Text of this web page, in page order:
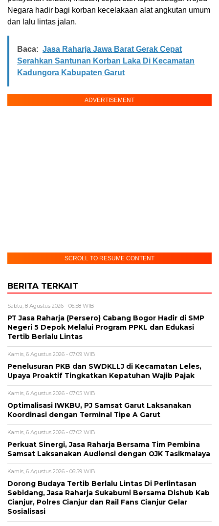
Negara hadir bagi korban kecelakaan alat angkutan umum
dan lalu lintas jalan.
Baca: Jasa Raharja Jawa Barat Gerak Cepat
Serahkan Santunan Korban Laka Di Kecamatan
Kadungora Kabupaten Garut
ADVERTISEMENT
SCROLL TO RESUME CONTENT
BERITA TERKAIT
Sabtu, 8 Agustus 2026 - 06:58 WIB
PT Jasa Raharja (Persero) Cabang Bogor Hadir di SMP
Negeri 5 Depok Melalui Program PPKL dan Edukasi
Tertib Berlalu Lintas
Kamis, 6 Agustus 2026 - 07:09 WIB
Penelusuran PKB dan SWDKLLJ di Kecamatan Leles,
Upaya Proaktif Tingkatkan Kepatuhan Wajib Pajak
Kamis, 6 Agustus 2026 - 07:05 WIB
Optimalisasi IWKBU, PJ Samsat Garut Laksanakan
Koordinasi dengan Terminal Tipe A Garut
Kamis, 6 Agustus 2026 - 07:02 WIB
Perkuat Sinergi, Jasa Raharja Bersama Tim Pembina
Samsat Laksanakan Audiensi dengan OJK Tasikmalaya
Kamis, 6 Agustus 2026 - 06:59 WIB
Dorong Budaya Tertib Berlalu Lintas Di Perlintasan
Sebidang, Jasa Raharja Sukabumi Bersama Dishub Kab
Cianjur, Polres Cianjur dan Rail Fans Cianjur Gelar
Sosialisasi